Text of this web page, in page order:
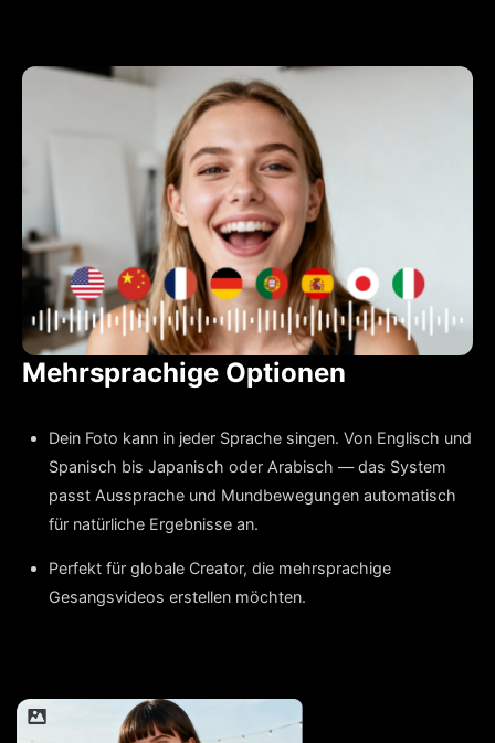
Mehrsprachige Optionen
Dein Foto kann in jeder Sprache singen. Von Englisch und
Spanisch bis Japanisch oder Arabisch — das System
passt Aussprache und Mundbewegungen automatisch
für natürliche Ergebnisse an.
Perfekt für globale Creator, die mehrsprachige
Gesangsvideos erstellen möchten.